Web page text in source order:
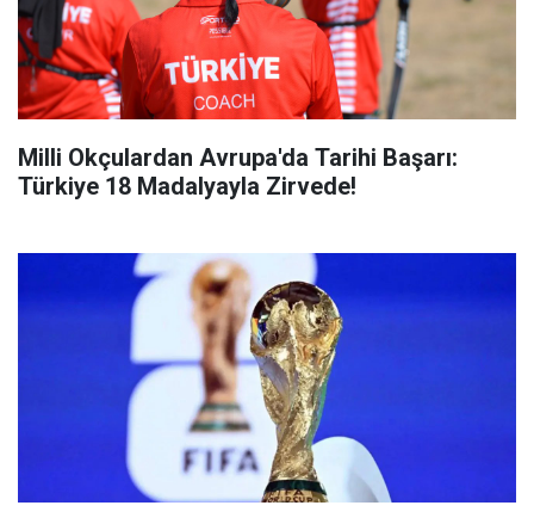
Milli Okçulardan Avrupa'da Tarihi Başarı:
Türkiye 18 Madalyayla Zirvede!